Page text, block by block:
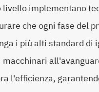
livello implementano
che ogni fase del
i più alti standard di
macchinari
l'efficienza,